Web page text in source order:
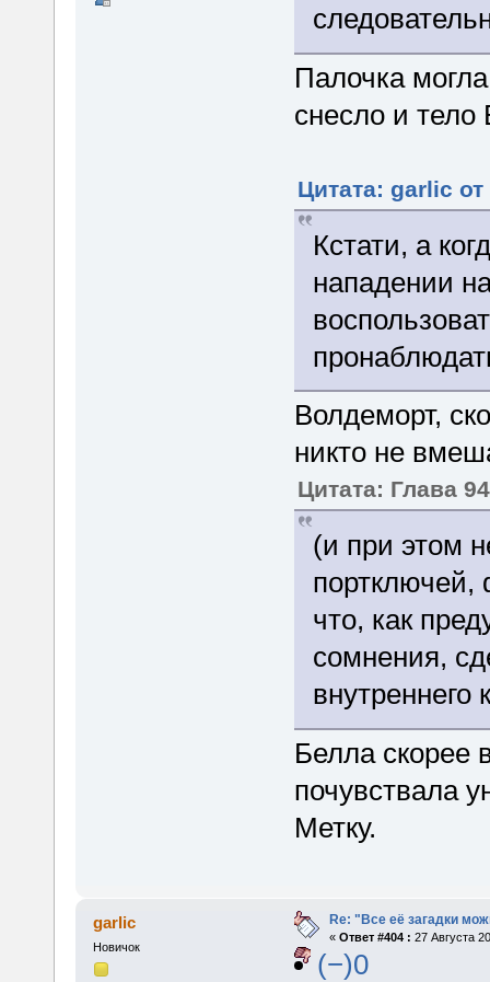
Палочка
снесло и
Цитата: garlic от
Кстати, а
нападении
Волдеморт,
никто не
Цитата: Глава 94
(и при этом
портключей,
что, как
сомнения,
внутреннего
Белла скорее
почувствала
Метку.
garlic
Новичок
Re: "Все её загадки
« Ответ #404 : 27 Августа
(−)0